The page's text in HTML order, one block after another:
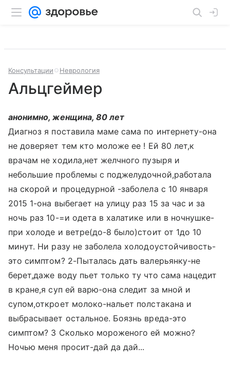
Консультации Неврология
Альцгеймер
анонимно, женщина, 80 лет
Диагноз я поставила маме сама по интернету-она
не доверяет тем кто моложе ее ! Ей 80 лет,к
врачам не ходила,нет желчного пузыря и
небольшие проблемы с поджелудочной,работала
на скорой и процедурной -заболела с 10 января
2015 1-она выбегает на улицу раз 15 за час и за
ночь раз 10-=и одета в халатике или в ночнушке-
при холоде и ветре(до-8 было)стоит от 1до 10
минут. Ни разу не заболела холодоустойчивость-
это симптом? 2-Пыталась дать валерьянку-не
берет,даже воду пьет только ту что сама нацедит
в кране,я суп ей варю-она следит за мной и
супом,откроет молоко-нальет полстакана и
выбрасывает остальное. Боязнь вреда-это
симптом? 3 Сколько мороженого ей можно?
Ночью меня просит-дай да дай...